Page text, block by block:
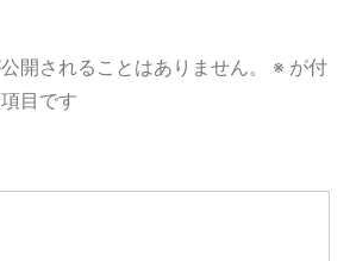
開されることはありません。 ※ が付
目です